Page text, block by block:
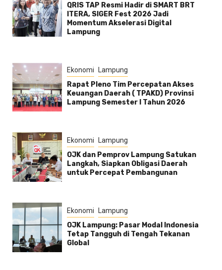
QRIS TAP Resmi Hadir di SMART BRT
ITERA, SIGER Fest 2026 Jadi
Momentum Akselerasi Digital
Lampung
Ekonomi Lampung
Rapat Pleno Tim Percepatan Akses
Keuangan Daerah ( TPAKD) Provinsi
Lampung Semester l Tahun 2026
Ekonomi Lampung
OJK dan Pemprov Lampung Satukan
Langkah, Siapkan Obligasi Daerah
untuk Percepat Pembangunan
Ekonomi Lampung
OJK Lampung: Pasar Modal Indonesia
Tetap Tangguh di Tengah Tekanan
Global